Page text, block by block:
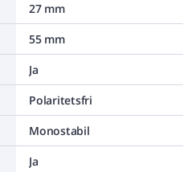
27 mm
55 mm
Ja
Polaritetsfri
Monostabil
Ja